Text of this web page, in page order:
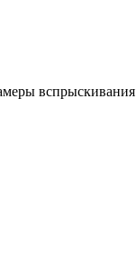
вспрыскивания